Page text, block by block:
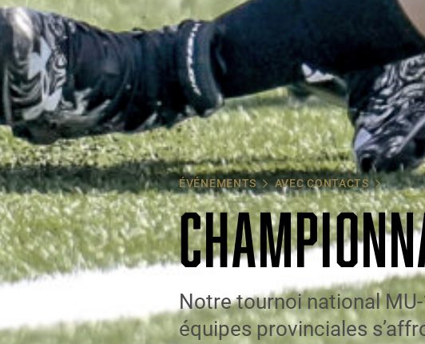
ÉVÉNEMENTS AVEC CONTACTS
Notre tournoi national
équipes provinciales